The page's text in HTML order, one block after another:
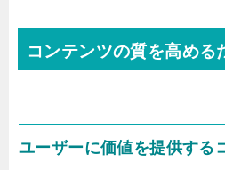
コンテンツの質を高める
ユーザーに価値を提供する